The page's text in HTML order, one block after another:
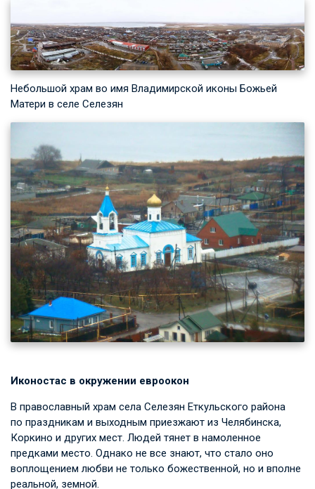
Небольшой храм во имя Владимирской иконы Божьей
Матери в селе Селезян
Иконостас в окружении евроокон
В православный храм села Селезян Еткульского района
по праздникам и выходным приезжают из Челябинска,
Коркино и других мест. Людей тянет в намоленное
предками место. Однако не все знают, что стало оно
воплощением любви не только божественной, но и вполне
реальной, земной.